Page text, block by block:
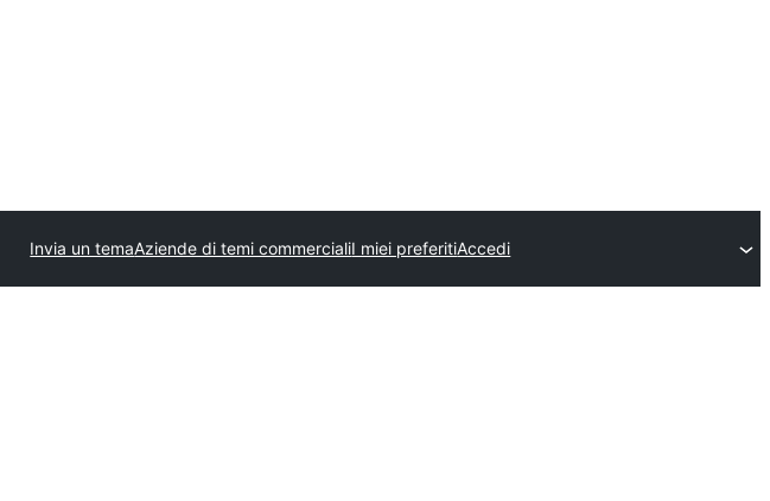
Invia un temaAziende di temi commercialiI miei preferitiAccedi